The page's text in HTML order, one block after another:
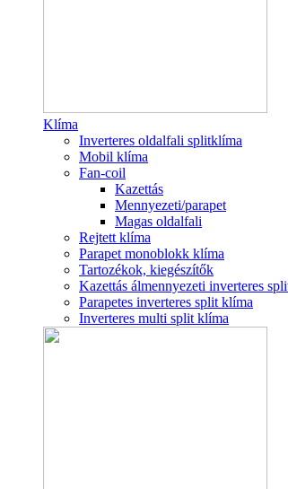
Klíma
Inverteres oldalfali splitklíma
Mobil klíma
Fan-coil
Kazettás
Mennyezeti/parapet
Magas oldalfali
Rejtett klíma
Parapet monoblokk klíma
Tartozékok, kiegészítők
Kazettás álmennyezeti inverteres
Parapetes inverteres split klíma
Inverteres multi split klíma